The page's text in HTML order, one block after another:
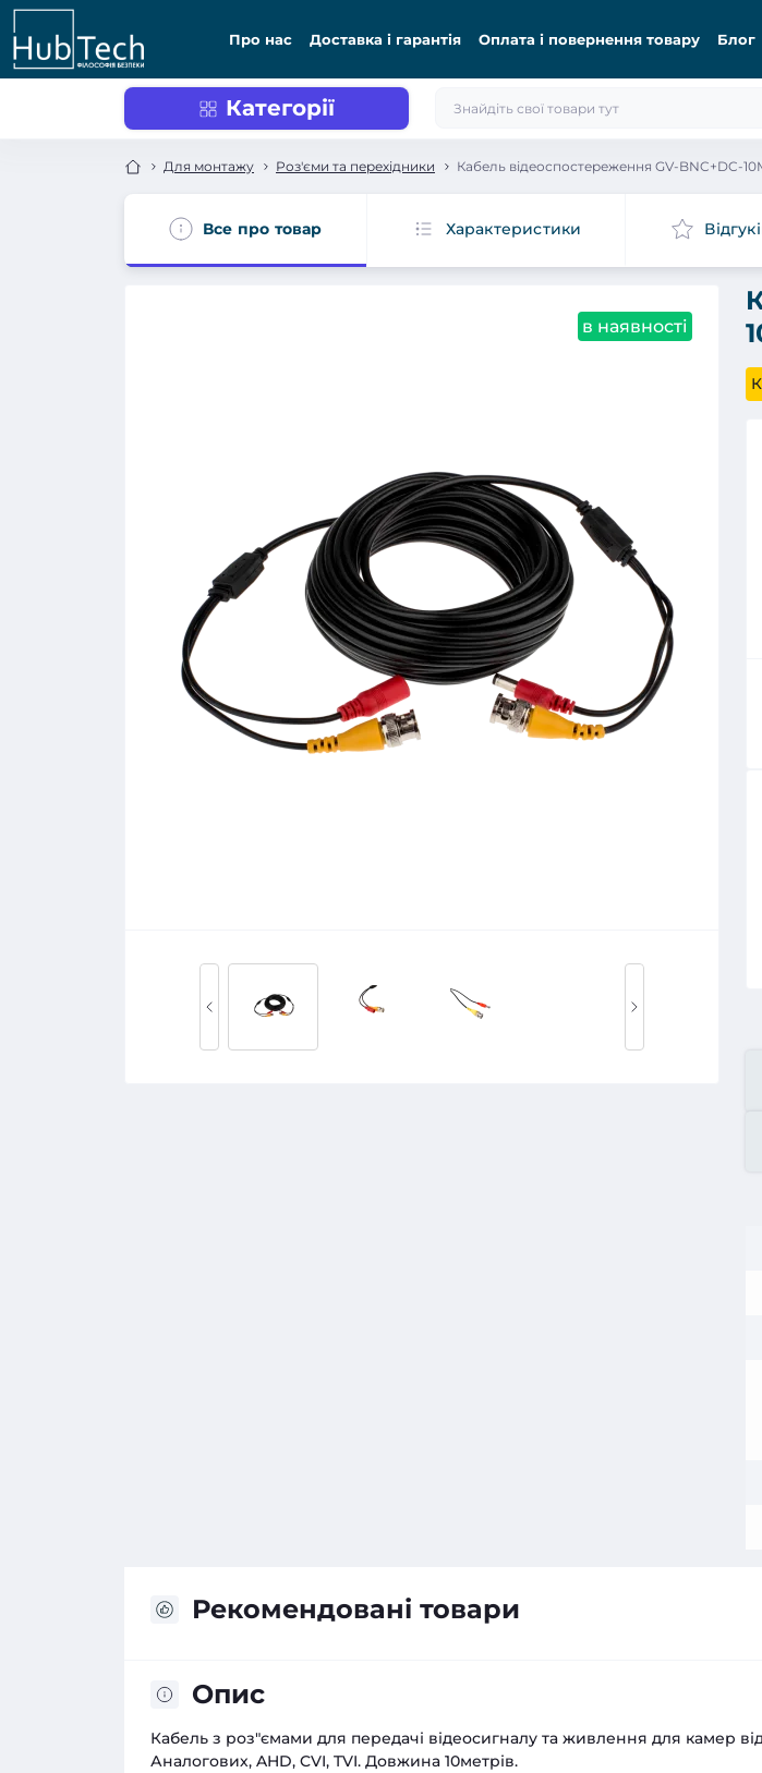
Про нас Доставка і гарантія Оплата і повернення товару Блог
Категорії
Для монтажу Роз'єми та перехідники Кабель відеоспостереження GV-BNC+DC-
Все про товар Характеристики
в наявності
Рекомендовані товари
Опис
Кабель з роз"ємами для передачі відеосигналу та живлення для камер
Аналогових, AHD, CVI, TVI. Довжина 10метрів.